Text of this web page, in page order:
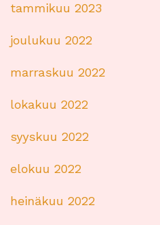
tammikuu 2023
joulukuu 2022
marraskuu 2022
lokakuu 2022
syyskuu 2022
elokuu 2022
heinäkuu 2022